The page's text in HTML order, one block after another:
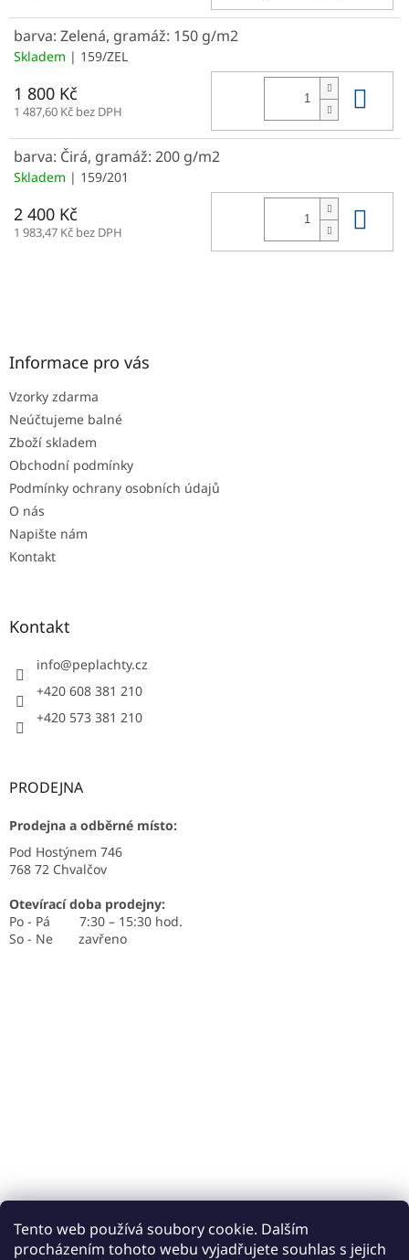
Tento web používá soubory cookie. Dalším
procházením tohoto webu vyjadřujete souhlas s jejich
barva: Zelená, gramáž: 150 g/m2
Skladem | 159/ZEL
1 800 Kč
1 487,60 Kč bez DPH
barva: Čirá, gramáž: 200 g/m2
Skladem | 159/201
2 400 Kč
1 983,47 Kč bez DPH
Informace pro vás
Vzorky zdarma
Neúčtujeme balné
Zboží skladem
Obchodní podmínky
Podmínky ochrany osobních údajů
O nás
Napište nám
Kontakt
Kontakt
info@peplachty.cz
+420 608 381 210
+420 573 381 210
PRODEJNA
Prodejna a odběrné místo:
Pod Hostýnem 746
768 72 Chvalčov
Otevírací doba prodejny:
Po - Pá 7:30 – 15:30 hod.
So - Ne zavřeno